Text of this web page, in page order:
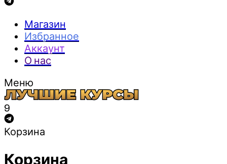
Магазин
Избранное
Аккаунт
О нас
Меню
9
Корзина
Корзина